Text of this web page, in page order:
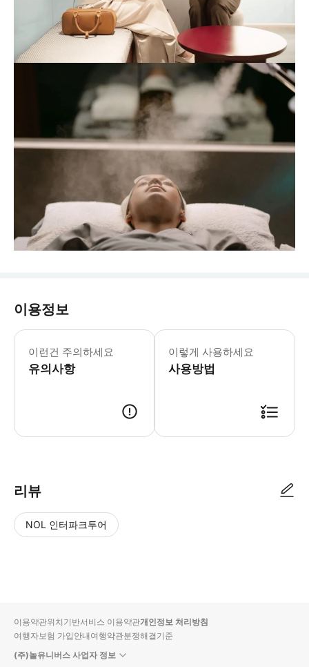
이용정보
이런건 주의하세요
유의사항
이렇게 사용하세요
사용방법
리뷰
NOL 인터파크투어
입니
다.
순
상
이용약관위치기반서비스 이용약관개인정보 처리방침
여행자보험 가입안내여행약관분쟁해결기준
(주)놀유니버스 사업자 정보